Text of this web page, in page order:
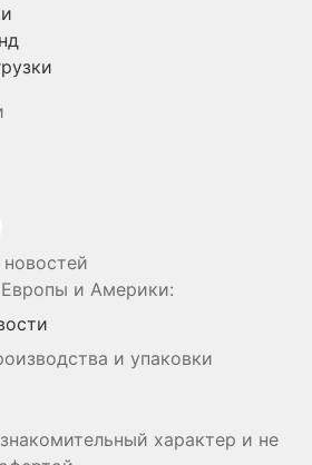
и Америки:
и упаковки
характер и не